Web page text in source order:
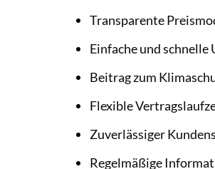
Transparente
Einfache und schnelle
Beitrag zum
Flexible
Zuverlässiger
Regelmäßige